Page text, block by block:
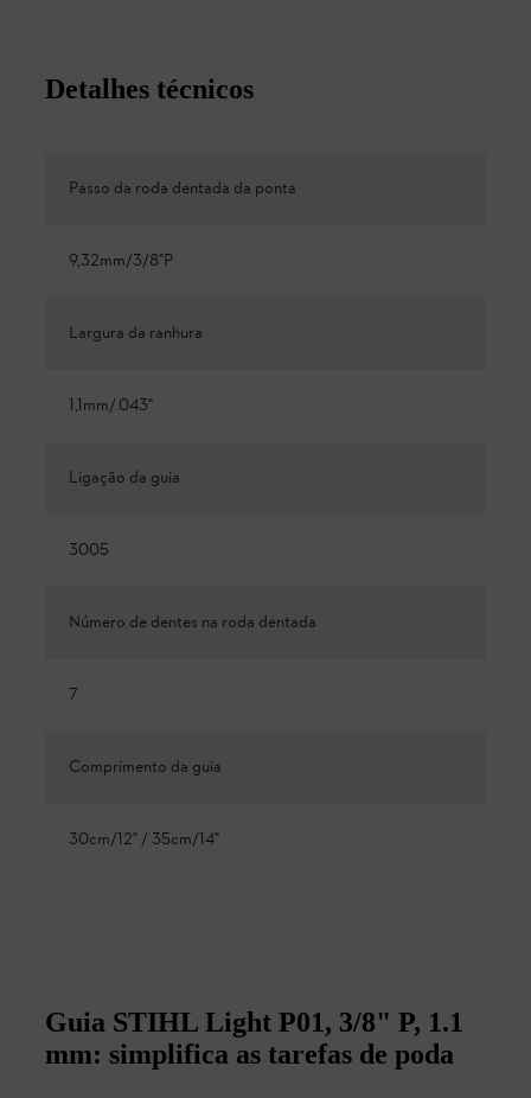
Detalhes técnicos
Passo da roda dentada da ponta
9,32mm/3/8"P
Largura da ranhura
1,1mm/.043"
Ligação da guia
3005
Número de dentes na roda dentada
7
Comprimento da guia
30cm/12" / 35cm/14"
Guia STIHL Light P01, 3/8" P, 1.1
mm: simplifica as tarefas de poda